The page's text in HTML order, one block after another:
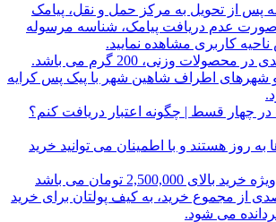
پس از تحویل به مرکز حمل و نقل، پیامک
عدم دریافت پیامک، شناسه مرسوله
کاربری مشاهده نمایید.
وزنی، 200 گرم می باشد.
شهرهای اطراف شاهین شهر با پیک پس کرایه
در چهار قسط | چگونه اعتبار دریافت کنم؟
روز هستند و با اطمینان می توانید خرید
2,500,000 تومان می باشد
از مجموع خرید، به کیف پولتان برای خرید
می شود.